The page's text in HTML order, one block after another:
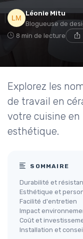
Léonie Mitu
Blogueuse de
8 min de lecture
Explorez les
de travail en
votre cuisine
esthétique.
SOMMAIRE
Durabilité et
Esthétique et
Facilité d'entretien
Impact
Coût et
Installation et